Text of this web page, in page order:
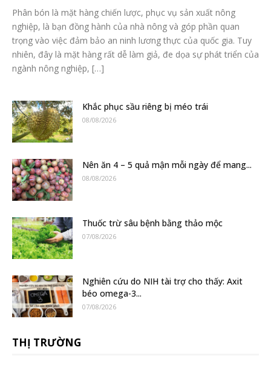
Phân bón là mặt hàng chiến lược, phục vụ sản xuất nông
nghiệp, là bạn đồng hành của nhà nông và góp phần quan
trọng vào việc đảm bảo an ninh lương thực của quốc gia. Tuy
nhiên, đây là mặt hàng rất dễ làm giả, đe dọa sự phát triển của
ngành nông nghiệp, […]
Khắc phục sầu riêng bị méo trái
08/08/2026
Nên ăn 4 – 5 quả mận mỗi ngày để mang...
08/08/2026
Thuốc trừ sâu bệnh bằng thảo mộc
07/08/2026
Nghiên cứu do NIH tài trợ cho thấy: Axit
béo omega-3...
07/08/2026
THỊ TRƯỜNG